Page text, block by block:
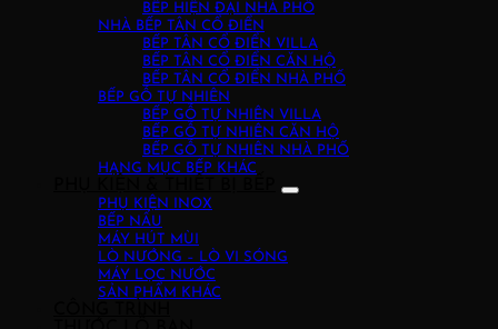
BẾP HIỆN ĐẠI NHÀ PHỐ
NHÀ BẾP TÂN CỔ ĐIỂN
BẾP TÂN CỔ ĐIỂN VILLA
BẾP TÂN CỔ ĐIỂN CĂN HỘ
BẾP TÂN CỔ ĐIỂN NHÀ PHỐ
BẾP GỖ TỰ NHIÊN
BẾP GỖ TỰ NHIÊN VILLA
BẾP GỖ TỰ NHIÊN CĂN HỘ
BẾP GỖ TỰ NHIÊN NHÀ PHỐ
HẠNG MỤC BẾP KHÁC
PHỤ KIỆN INOX
BẾP NẤU
MÁY HÚT MÙI
LÒ NƯỚNG – LÒ VI SÓNG
MÁY LỌC NƯỚC
SẢN PHẨM KHÁC